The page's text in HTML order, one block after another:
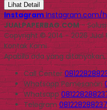
Lihat Detail
Instagram instagram.com/
JUALPAPERBAG.COM-
Copyright © 2014 - 2026 Jual
Kontak Kami
Apabila ada yang
Call Center
WhatsappPemesanan
Whatsapp
Telegram081228288237